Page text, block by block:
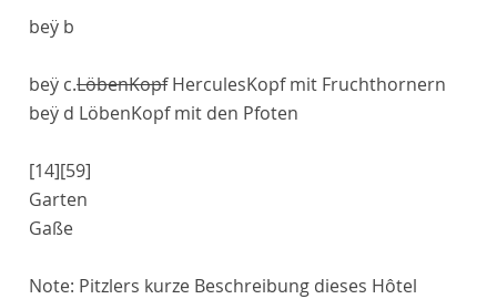
beÿ b
beÿ c.LöbenKopfHerculesKopf mit Fruchthornern
beÿ d LöbenKopf mit den Pfoten
[14][59]
Garten
Gaße
Note: Pitzlers kurze Beschreibung dieses Hôtel